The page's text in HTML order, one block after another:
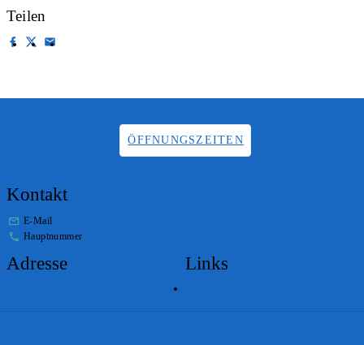
Teilen
ÖFFNUNGSZEITEN
Kontakt
E-Mail
Hauptnummer
Adresse Links